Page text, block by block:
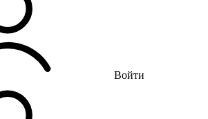
Войти